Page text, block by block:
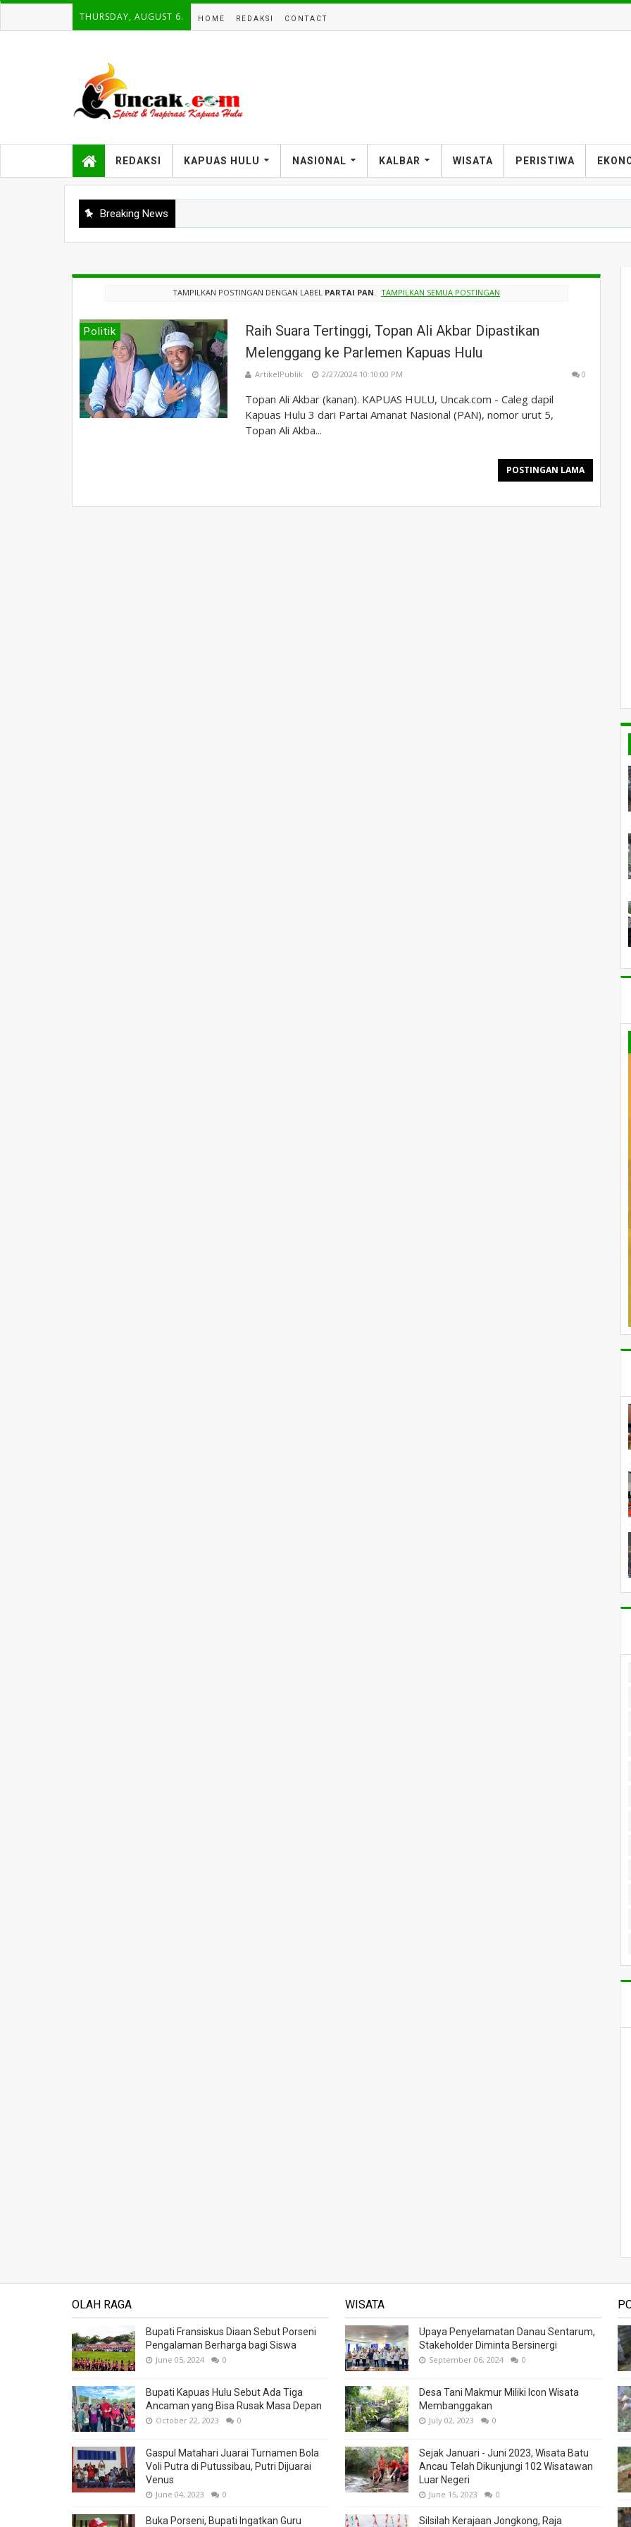
THURSDAY, AUGUST 6. HOME REDAKSI CONTACT
REDAKSI KAPUAS HULU NASIONAL KALBAR WISATA PERISTIWA
Breaking News
TAMPILKAN POSTINGAN DENGAN LABEL PARTAI PAN. TAMPILKAN SEMUA POSTINGAN
Politik
Raih Suara Tertinggi, Topan Ali Akbar Dipastikan
Melenggang ke Parlemen Kapuas Hulu
ArtikelPublik 2/27/2024 10:10:00 PM 0
Topan Ali Akbar (kanan). KAPUAS HULU, Uncak.com - Caleg dapil
Kapuas Hulu 3 dari Partai Amanat Nasional (PAN), nomor urut 5,
Topan Ali Akba...
POSTINGAN LAMA
OLAH RAGA
Bupati Fransiskus Diaan Sebut Porseni
Pengalaman Berharga bagi Siswa
June 05, 2024 0
Bupati Kapuas Hulu Sebut Ada Tiga
Ancaman yang Bisa Rusak Masa Depan
October 22, 2023 0
Gaspul Matahari Juarai Turnamen Bola
Voli Putra di Putussibau, Putri Dijuarai
Venus
June 04, 2023 0
Buka Porseni, Bupati Ingatkan Guru
WISATA
Upaya Penyelamatan Danau Sentarum,
Stakeholder Diminta Bersinergi
September 06, 2024 0
Desa Tani Makmur Miliki Icon Wisata
Membanggakan
July 02, 2023 0
Sejak Januari - Juni 2023, Wisata Batu
Ancau Telah Dikunjungi 102 Wisatawan
Luar Negeri
June 15, 2023 0
Silsilah Kerajaan Jongkong, Raja